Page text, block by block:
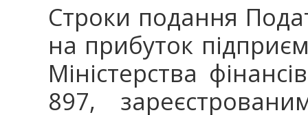
Строки подання
на прибуток
Міністерства
897,